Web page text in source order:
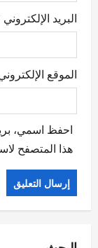
البريد الإلكتروني
الموقع
احفظ اسمي،
هذا المتصفح